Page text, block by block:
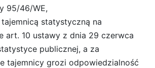
95/46/WE,
statystyczną na
art. 10 ustawy z dnia 29 czerwca
publicznej, a za
tajemnicy grozi odpowiedzialność